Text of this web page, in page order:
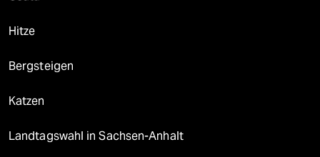
Hitze
Bergsteigen
Katzen
Landtagswahl in Sachsen-Anhalt